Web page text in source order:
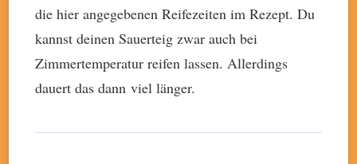
die hier angegebenen Reifezeiten im Rezept. Du
kannst deinen Sauerteig zwar auch bei
Zimmertemperatur reifen lassen. Allerdings
dauert das dann viel länger.